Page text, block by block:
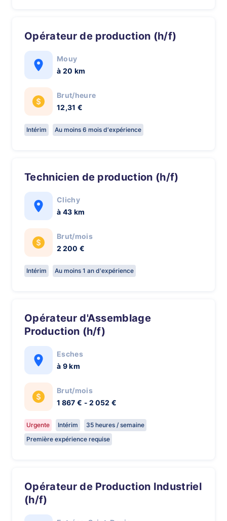
Opérateur de production (h/f)
Mouy
à 20 km
Brut/heure
12,31 €
Intérim Au moins 6 mois d'expérience
Technicien de production (h/f)
Clichy
à 43 km
Brut/mois
2 200 €
Intérim Au moins 1 an d'expérience
Opérateur d'Assemblage
Production (h/f)
Esches
à 9 km
Brut/mois
1 867 € - 2 052 €
Urgente Intérim
35 heures / semaine
Première expérience requise
Opérateur de Production Industriel
(h/f)